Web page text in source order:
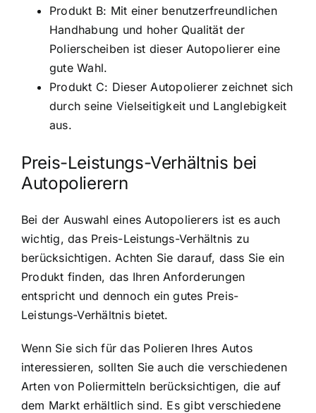
Produkt B: Mit einer benutzerfreundlichen
Handhabung und hoher Qualität der
Polierscheiben ist dieser Autopolierer eine
gute Wahl.
Produkt C: Dieser Autopolierer zeichnet sich
durch seine Vielseitigkeit und Langlebigkeit
aus.
Preis-Leistungs-Verhältnis bei
Autopolierern
Bei der Auswahl eines Autopolierers ist es auch
wichtig, das Preis-Leistungs-Verhältnis zu
berücksichtigen. Achten Sie darauf, dass Sie ein
Produkt finden, das Ihren Anforderungen
entspricht und dennoch ein gutes Preis-
Leistungs-Verhältnis bietet.
Wenn Sie sich für das Polieren Ihres Autos
interessieren, sollten Sie auch die verschiedenen
Arten von Poliermitteln berücksichtigen, die auf
dem Markt erhältlich sind. Es gibt verschiedene